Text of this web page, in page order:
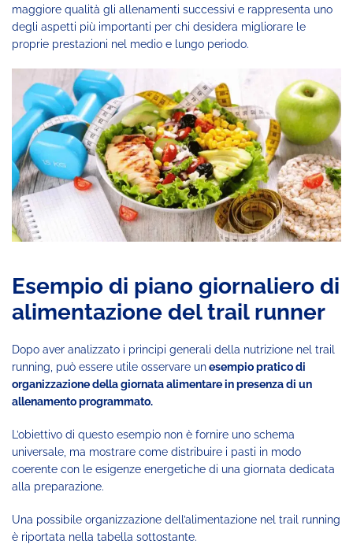
maggiore qualità gli allenamenti successivi e rappresenta uno
degli aspetti più importanti per chi desidera migliorare le
proprie prestazioni nel medio e lungo periodo.
Esempio di piano giornaliero di
alimentazione del trail runner
Dopo aver analizzato i principi generali della nutrizione nel trail
running, può essere utile osservare unesempio pratico di
organizzazione della giornata alimentare in presenza di un
allenamento programmato.
L’obiettivo di questo esempio non è fornire uno schema
universale, ma mostrare come distribuire i pasti in modo
coerente con le esigenze energetiche di una giornata dedicata
alla preparazione.
Una possibile organizzazione dell’alimentazione nel trail running
è riportata nella tabella sottostante.